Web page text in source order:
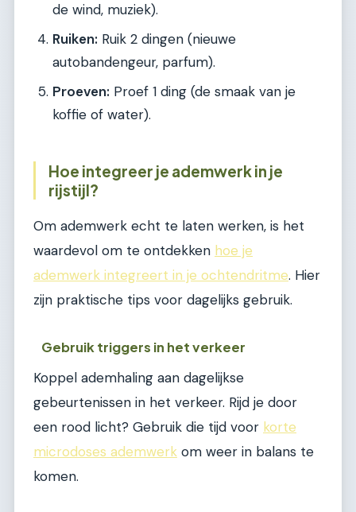
de wind, muziek).
Ruiken: Ruik 2 dingen (nieuwe
autobandengeur, parfum).
Proeven: Proef 1 ding (de smaak van je
koffie of water).
Hoe integreer je ademwerk in je
rijstijl?
Om ademwerk echt te laten werken, is het
waardevol om te ontdekken hoe je
ademwerk integreert in je ochtendritme. Hier
zijn praktische tips voor dagelijks gebruik.
Gebruik triggers in het verkeer
Koppel ademhaling aan dagelijkse
gebeurtenissen in het verkeer. Rijd je door
een rood licht? Gebruik die tijd voor korte
microdoses ademwerk om weer in balans te
komen.